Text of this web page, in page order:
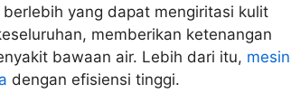
yang dapat mengiritasi kulit
memberikan ketenangan
bawaan air. Lebih dari itu, mesin
dengan efisiensi tinggi.